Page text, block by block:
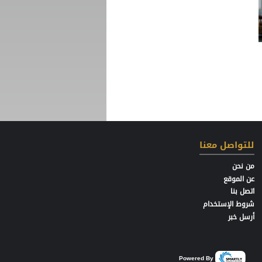
للتواصل معنا
من نحن
عن الموقع
اتصل بنا
شروط الإستخدام
أرسل خبر
Powered By